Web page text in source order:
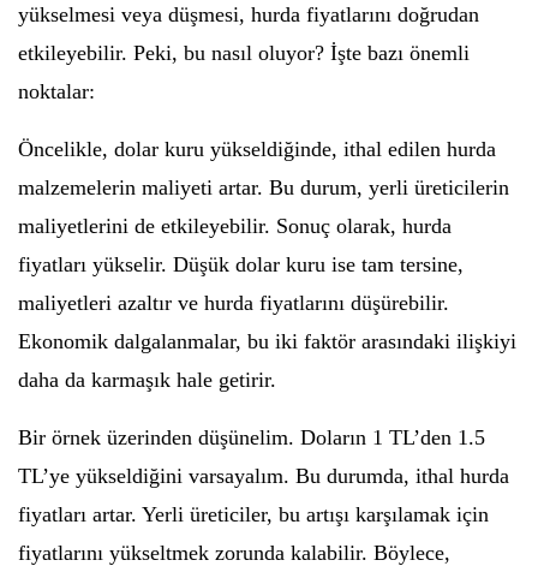
yükselmesi veya düşmesi, hurda fiyatlarını doğrudan
etkileyebilir. Peki, bu nasıl oluyor? İşte bazı önemli
noktalar:
Öncelikle, dolar kuru yükseldiğinde, ithal edilen hurda
malzemelerin maliyeti artar. Bu durum, yerli üreticilerin
maliyetlerini de etkileyebilir. Sonuç olarak, hurda
fiyatları yükselir. Düşük dolar kuru ise tam tersine,
maliyetleri azaltır ve hurda fiyatlarını düşürebilir.
Ekonomik dalgalanmalar, bu iki faktör arasındaki ilişkiyi
daha da karmaşık hale getirir.
Bir örnek üzerinden düşünelim. Doların 1 TL’den 1.5
TL’ye yükseldiğini varsayalım. Bu durumda, ithal hurda
fiyatları artar. Yerli üreticiler, bu artışı karşılamak için
fiyatlarını yükseltmek zorunda kalabilir. Böylece,